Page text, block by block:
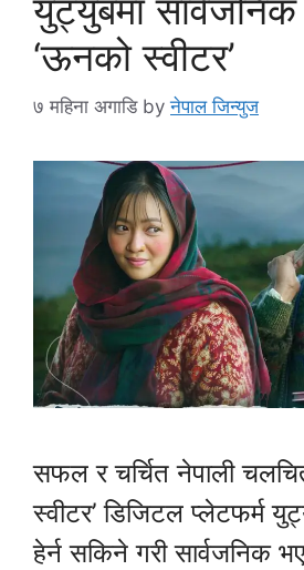
युट्युबमा
‘ऊनको स्वीटर’
७ महिना अगाडि byनेपाल जिन्युज
सफल र चर्चित नेपाली
स्वीटर’ डिजिटल प्लेटफर्म
हेर्न सकिने गरी सार्वजनिक